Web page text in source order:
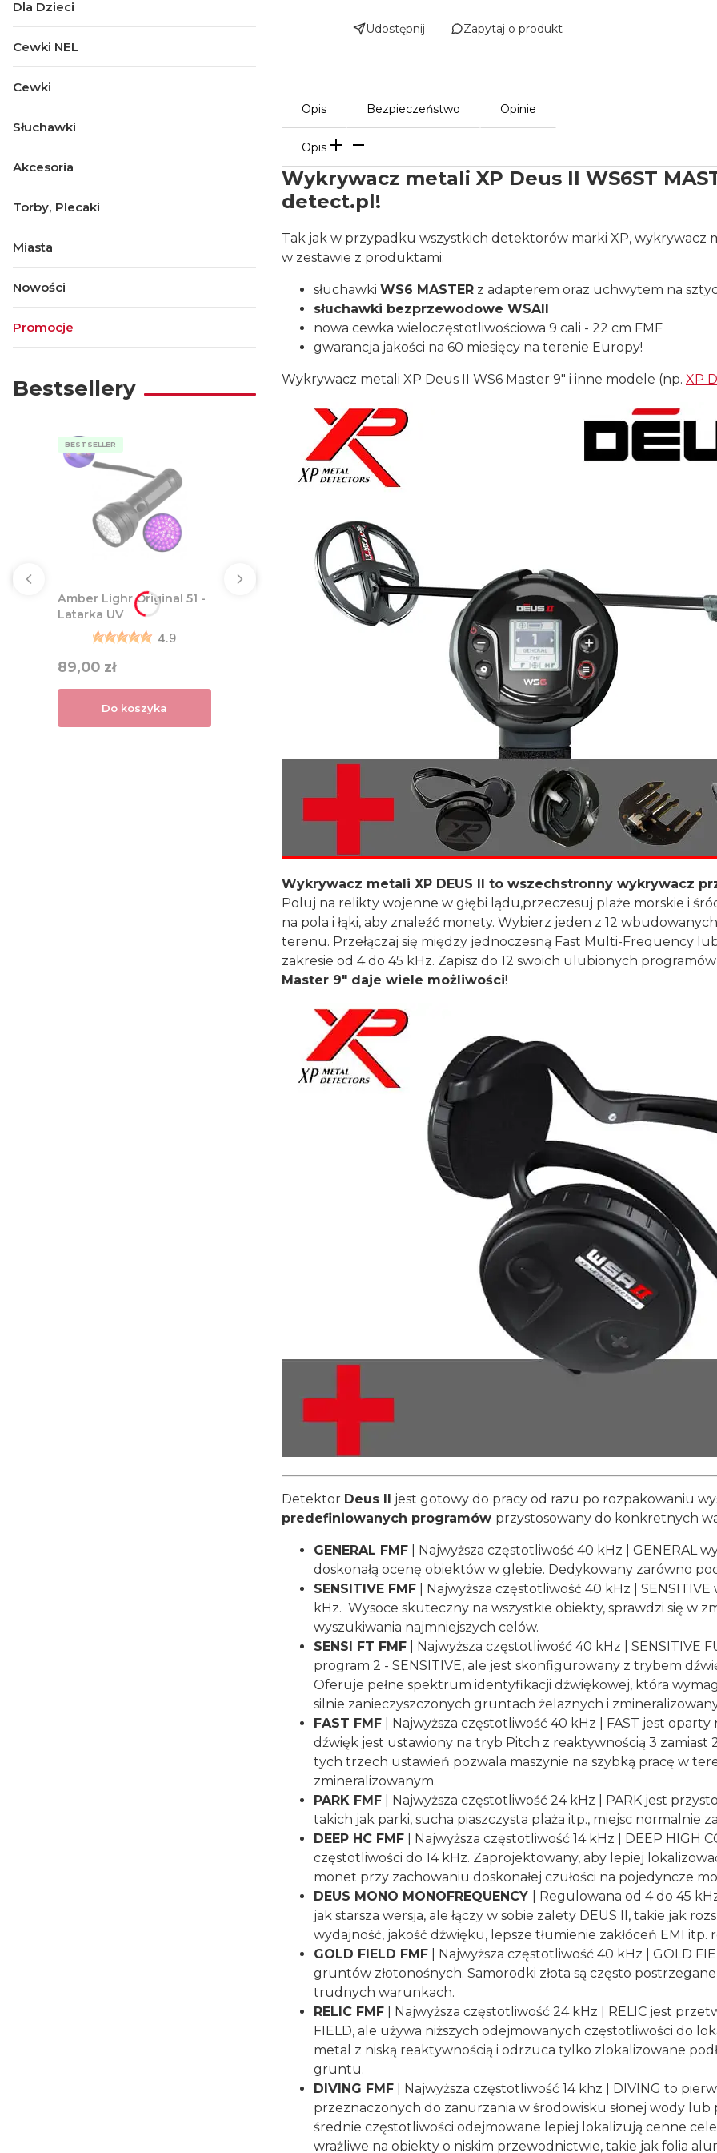
Dla Dzieci
Cewki NEL
Cewki
Słuchawki
Akcesoria
Torby, Plecaki
Miasta
Nowości
Promocje
Bestsellery
BESTSELLER
Amber Lighr Original 51 -
Latarka UV
4.9
Cena
89,00 zł
Do koszyka
Udostępnij Zapytaj o produkt
Opis Bezpieczeństwo Opinie
Opis
Wykrywacz metali XP Deus II WS6ST
detect.pl!
Tak jak w przypadku wszystkich detektorów marki XP, wykrywacz
w zestawie z produktami:
słuchawki WS6 MASTER z adapterem oraz uchwytem na
słuchawki bezprzewodowe WSAII
nowa cewka wieloczęstotliwościowa 9 cali - 22 cm FMF
gwarancja jakości na 60 miesięcy na terenie Europy!
Wykrywacz metali XP Deus II WS6 Master 9" i inne modele (np. XP
Wykrywacz metali XP DEUS II to wszechstronny wykrywacz
Poluj na relikty wojenne w głębi lądu,przeczesuj plaże morskie i
na pola i łąki, aby znaleźć monety. Wybierz jeden z 12
terenu. Przełączaj się między jednoczesną Fast Multi-Frequency
zakresie od 4 do 45 kHz. Zapisz do 12 swoich ulubionych
Master 9" daje wiele możliwości!
Detektor Deus II jest gotowy do pracy od razu po rozpakowaniu
predefiniowanych programów przystosowany do konkretnych
GENERAL FMF | Najwyższa częstotliwość 40 kHz | GENERAL
doskonałą ocenę obiektów w glebie. Dedykowany zarówno
SENSITIVE FMF | Najwyższa częstotliwość 40 kHz |
kHz. Wysoce skuteczny na wszystkie obiekty, sprawdzi się w
wyszukiwania najmniejszych celów.
SENSI FT FMF | Najwyższa częstotliwość 40 kHz | SENSITIVE
program 2 - SENSITIVE, ale jest skonfigurowany z trybem
Oferuje pełne spektrum identyfikacji dźwiękowej, która
silnie zanieczyszczonych gruntach żelaznych i
FAST FMF | Najwyższa częstotliwość 40 kHz | FAST jest
dźwięk jest ustawiony na tryb Pitch z reaktywnością 3 zamiast
tych trzech ustawień pozwala maszynie na szybką pracę w
zmineralizowanym.
PARK FMF | Najwyższa częstotliwość 24 kHz | PARK jest
takich jak parki, sucha piaszczysta plaża itp., miejsc normalnie
DEEP HC FMF | Najwyższa częstotliwość 14 kHz | DEEP HIGH
częstotliwości do 14 kHz. Zaprojektowany, aby lepiej
monet przy zachowaniu doskonałej czułości na pojedyncze
DEUS MONO MONOFREQUENCY
| Regulowana od 4 do 45
jak starsza wersja, ale łączy w sobie zalety DEUS II, takie jak
wydajność, jakość dźwięku, lepsze tłumienie zakłóceń EMI
GOLD FIELD FMF | Najwyższa częstotliwość 40 kHz | GOLD
gruntów złotonośnych. Samorodki złota są często
trudnych warunkach.
RELIC FMF | Najwyższa częstotliwość 24 kHz | RELIC jest
FIELD, ale używa niższych odejmowanych częstotliwości do
metal z niską reaktywnością i odrzuca tylko zlokalizowane
gruntu.
DIVING FMF | Najwyższa częstotliwość 14 khz | DIVING to
przeznaczonych do zanurzania w środowisku słonej wody
średnie częstotliwości odejmowane lepiej lokalizują cenne
wrażliwe na obiekty o niskim przewodnictwie, takie jak folia